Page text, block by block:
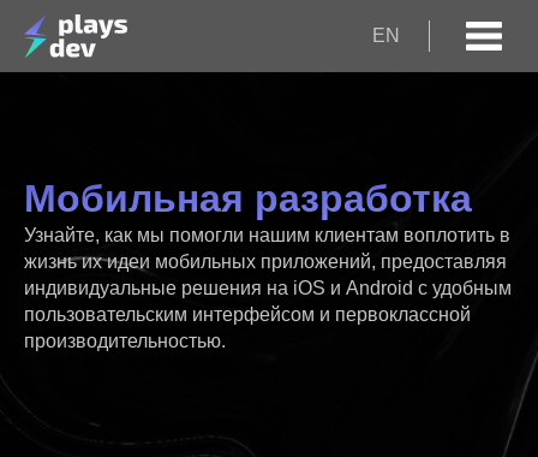
EN
Мобильная разработка
Узнайте, как мы помогли нашим клиентам воплотить в
жизнь их идеи мобильных приложений, предоставляя
индивидуальные решения на iOS и Android с удобным
пользовательским интерфейсом и первоклассной
производительностью.